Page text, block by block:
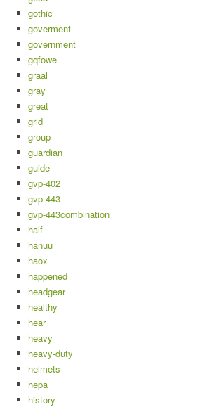
gothic
goverment
government
gqfowe
graal
gray
great
grid
group
guardian
guide
gvp-402
gvp-443
gvp-443combination
half
hanuu
haox
happened
headgear
healthy
hear
heavy
heavy-duty
helmets
hepa
history